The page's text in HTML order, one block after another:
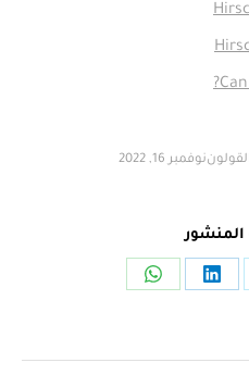
نوفمبر 16, 2022